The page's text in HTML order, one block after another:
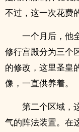
不过，这一次花费
一个月后，他
修行宫殿分为三个
的修改，这里圣皇
像，一直供养着。
第二个区域，
气的阵法装置。在